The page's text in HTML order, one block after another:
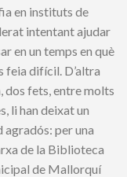
en instituts de
intentant ajudar
en un temps en què
feia difícil. D’altra
dos fets, entre molts
li han deixat un
agradós: per una
de la Biblioteca
de Mallorquí